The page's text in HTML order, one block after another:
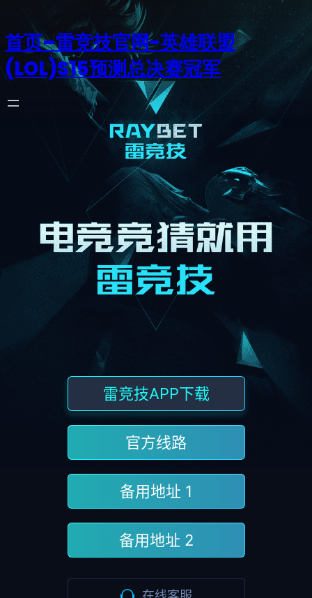
首页–雷竞技官网-英雄联盟
(LOL)S15预测总决赛冠军